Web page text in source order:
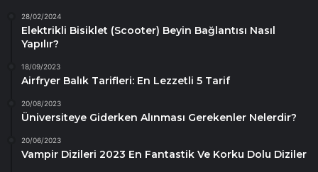
28/02/2024
Elektrikli Bisiklet (Scooter) Beyin Bağlantısı Nasıl
Yapılır?
18/09/2023
Airfryer Balık Tarifleri: En Lezzetli 5 Tarif
20/08/2023
Üniversiteye Giderken Alınması Gerekenler Nelerdir?
20/06/2023
Vampir Dizileri 2023 En Fantastik Ve Korku Dolu Diziler